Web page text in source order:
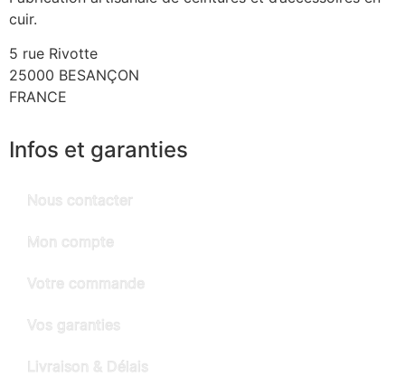
cuir.
5 rue Rivotte
25000 BESANÇON
FRANCE
Infos et garanties
Nous contacter
Mon compte
Votre commande
Vos garanties
Livraison & Délais